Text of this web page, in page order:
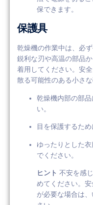
保できます。
保護具
乾燥機の作業中は、必
鋭利な刃や高温の部品
着用してください。安
散る可能性のある小さ
乾燥機内部の部
い。
目を保護するた
ゆったりとした
でください。
ヒント 不安を感
めてください。
が必要な場合は